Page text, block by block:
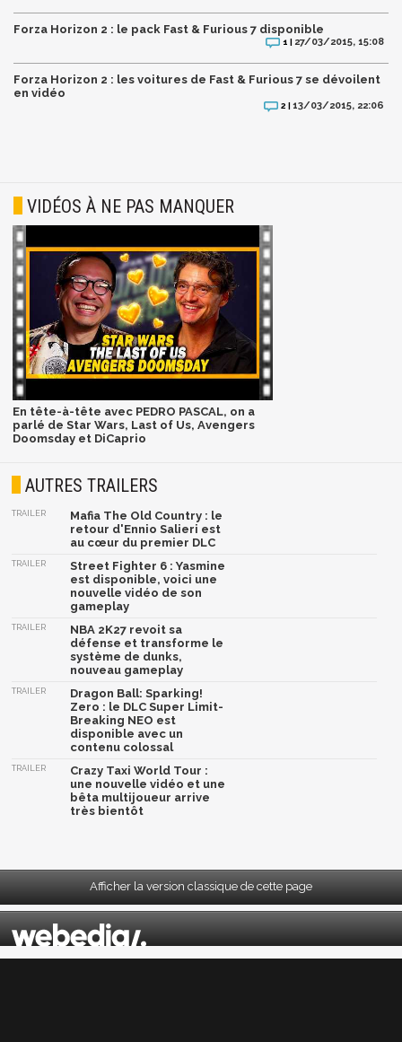
Forza Horizon 2 : le pack Fast & Furious 7 disponible
1 | 27/03/2015, 15:08
Forza Horizon 2 : les voitures de Fast & Furious 7 se dévoilent
en vidéo
2 | 13/03/2015, 22:06
VIDÉOS À NE PAS MANQUER
En tête-à-tête avec PEDRO PASCAL, on a
parlé de Star Wars, Last of Us, Avengers
Doomsday et DiCaprio
AUTRES TRAILERS
TRAILER
Mafia The Old Country : le
retour d'Ennio Salieri est
au cœur du premier DLC
TRAILER
Street Fighter 6 : Yasmine
est disponible, voici une
nouvelle vidéo de son
gameplay
TRAILER
NBA 2K27 revoit sa
défense et transforme le
système de dunks,
nouveau gameplay
TRAILER
Dragon Ball: Sparking!
Zero : le DLC Super Limit-
Breaking NEO est
disponible avec un
contenu colossal
TRAILER
Crazy Taxi World Tour :
une nouvelle vidéo et une
bêta multijoueur arrive
très bientôt
Afficher la version classique de cette page